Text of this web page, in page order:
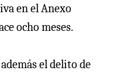
en el Anexo
ocho meses.
el delito de